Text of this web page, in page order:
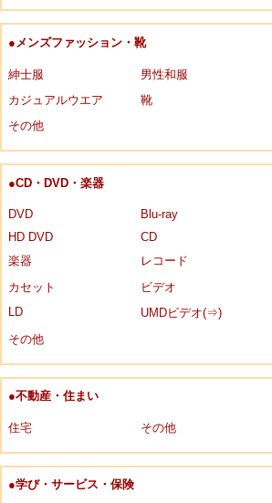
●メンズファッション・靴
紳士服
男性和服
カジュアルウエア
靴
その他
●CD・DVD・楽器
DVD
Blu-ray
HD DVD
CD
楽器
レコード
カセット
ビデオ
LD
UMDビデオ(⇒)
その他
●不動産・住まい
住宅 その他
●学び・サービス・保険